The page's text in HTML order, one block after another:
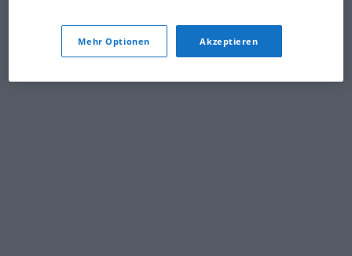
Mehr Optionen Akzeptieren